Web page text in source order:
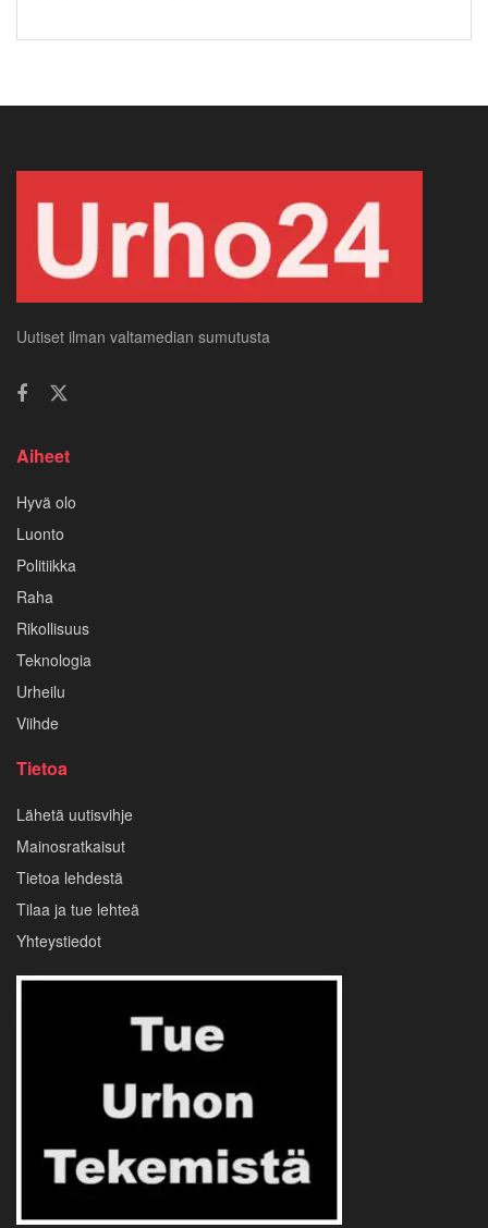
Uutiset ilman valtamedian sumutusta
Aiheet
Hyvä olo
Luonto
Politiikka
Raha
Rikollisuus
Teknologia
Urheilu
Viihde
Tietoa
Lähetä uutisvihje
Mainosratkaisut
Tietoa lehdestä
Tilaa ja tue lehteä
Yhteystiedot